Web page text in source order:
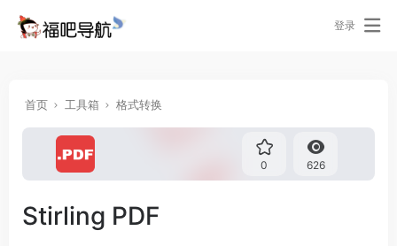
登录
首页 工具箱 格式转换
0 626
Stirling PDF